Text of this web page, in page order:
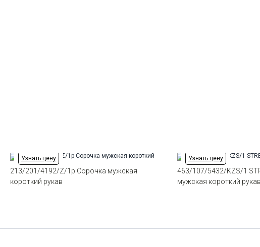
Узнать цену
213/201/4192/Z/1p Сорочка мужская
короткий рукав
Узнать цену
463/107/5432/KZS/1
мужская короткий рукав